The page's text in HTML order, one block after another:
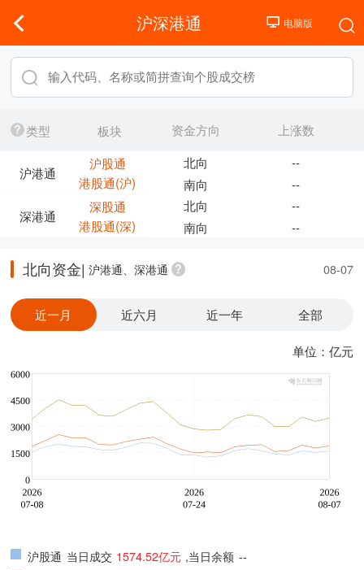
沪深港通
类型 板块
沪港通
沪股通
港股通(沪)
深港通
深股通
港股通(深)
资金方向
上涨数
北向
--
南向
--
北向
--
南向
--
北向资金| 沪港通、深港通 08-07
近一月 近六月 近一年 全部
单位：亿元
沪股通 当日成交 1574.52亿元 ,当日余额 --